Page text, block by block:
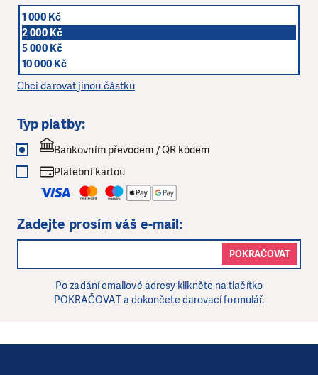
1 000 Kč
2 000 Kč
5 000 Kč
10 000 Kč
Chci darovat jinou částku
Typ platby:
Bankovním převodem / QR kódem
Platební kartou
Zadejte prosím váš e-mail:
POKRAČOVAT
Po zadání emailové adresy klikněte na tlačítko
POKRAČOVAT a dokončete darovací formulář.